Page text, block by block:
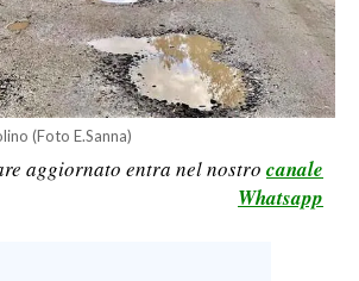
(Foto E.Sanna)
aggiornato entra nel nostro canale
Whatsapp